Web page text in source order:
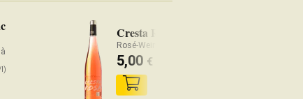
l)
Cresta Rosa
Rosé-Wein Spanien
5,00 €